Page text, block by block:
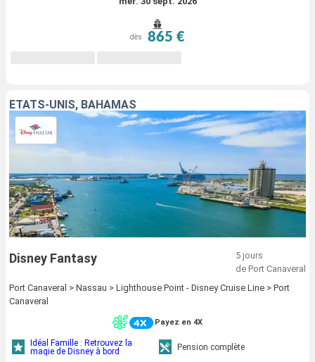
dès 865 €
ÉTATS-UNIS, BAHAMAS
Disney Fantasy
5 jours
de Port Canaveral
Port Canaveral > Nassau > Lighthouse Point - Disney Cruise Line > Port
Canaveral
Payez en 4X
Idéal Famille : Retrouvez la
magie de Disney à bord
Pension complète